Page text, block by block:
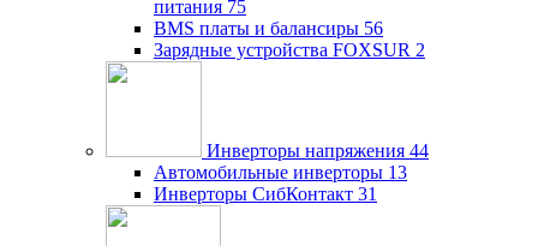
питания 75
BMS платы и балансиры 56
Зарядные устройства FOXSUR 2
Инверторы напряжения 44
Автомобильные инверторы 13
Инверторы СибКонтакт 31